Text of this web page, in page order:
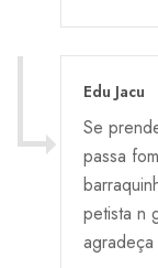
Edu Jacu
Se
passa
petista n